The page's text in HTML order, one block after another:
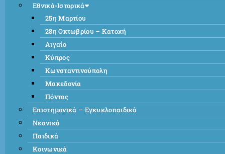
Εθνικά-Ιστορικά
25η Μαρτίου
28η Οκτωβρίου – Κατοχή
Αιγαίο
Κύπρος
Κωνσταντινούπολη
Μακεδονία
Πόντος
Επιστημονικά – Εγκυκλοπαιδικά
Νεανικά
Παιδικά
Κοινωνικά